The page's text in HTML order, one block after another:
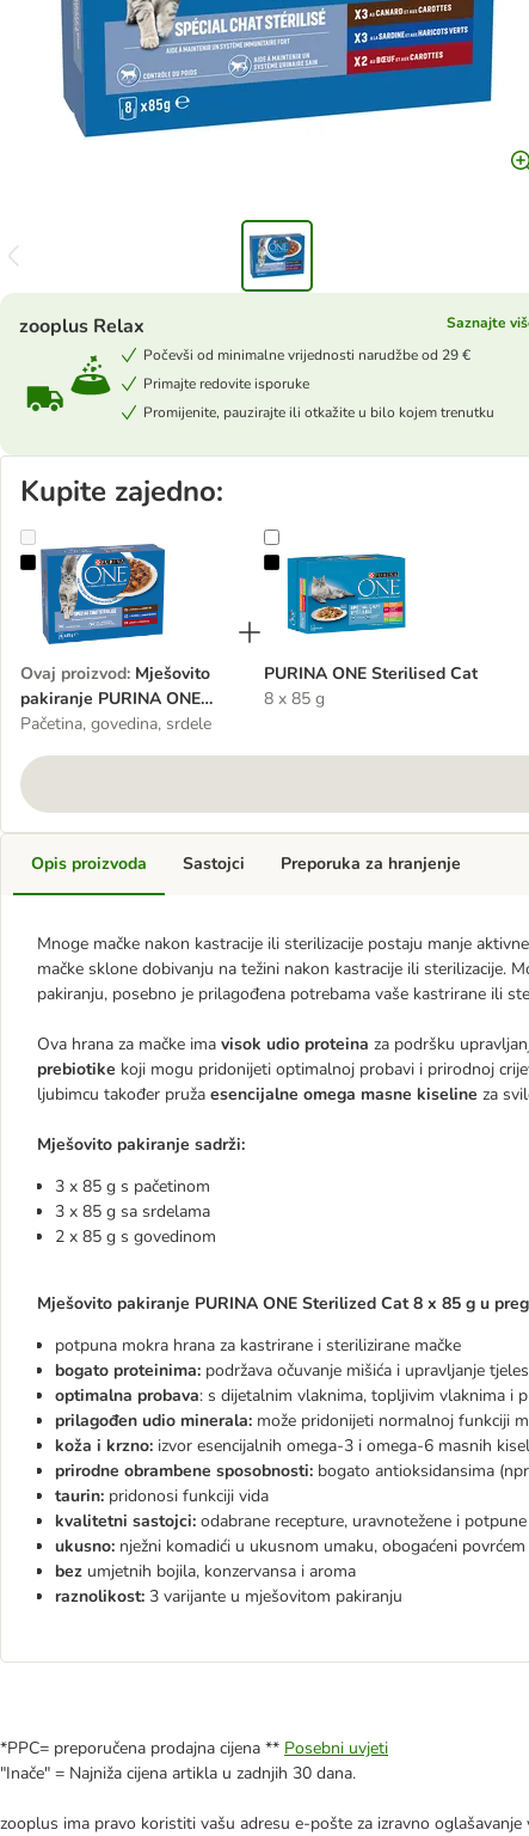
zooplus Relax
Saznajte
Počevši od minimalne vrijednosti narudžbe od 29 €
Primajte redovite isporuke
Promijenite, pauzirajte ili otkažite u bilo kojem trenutku
Kupite zajedno:
Mješovito pakiranje PURINA ONE Sterilized Cat 8 x 85 g
Ovaj proizvod: Mješovito
pakiranje PURINA ONE
Sterilized Cat 8 x 85 g
Pačetina, govedina, srdele
PURINA ONE Sterilised Cat
PURINA ONE Sterilised Cat
8 x 85 g
Opis proizvoda
Mnoge mačke nakon kastracije ili sterilizacije postaju manje
mačke sklone dobivanju na težini nakon kastracije ili sterilizacije.
pakiranju, posebno je prilagođena potrebama vaše kastrirane ili
Ova hrana za mačke ima visok udio proteina za podršku
prebiotike koji mogu pridonijeti optimalnoj probavi i prirodnoj
ljubimcu također pruža esencijalne omega masne kiseline za
Mješovito pakiranje sadrži:
3 x 85 g s pačetinom
3 x 85 g sa srdelama
2 x 85 g s govedinom
Mješovito pakiranje PURINA ONE Sterilized Cat 8 x 85 g u
potpuna mokra hrana za kastrirane i sterilizirane mačke
bogato proteinima: podržava očuvanje mišića i upravljanje
optimalna probava: s dijetalnim vlaknima, topljivim vlaknima i
prilagođen udio minerala: može pridonijeti normalnoj funkciji
koža i krzno: izvor esencijalnih omega-3 i omega-6 masnih
prirodne obrambene sposobnosti: bogato antioksidansima
taurin: pridonosi funkciji vida
kvalitetni sastojci: odabrane recepture, uravnotežene i potpune
ukusno: nježni komadići u ukusnom umaku, obogaćeni povrćem
bez umjetnih bojila, konzervansa i aroma
raznolikost: 3 varijante u mješovitom pakiranju
Sastojci Preporuka za hranjenje
*PPC= preporučena prodajna cijena ** Posebni uvjeti
"Inače" = Najniža cijena artikla u zadnjih 30 dana.
zooplus ima pravo koristiti vašu adresu e-pošte za izravno